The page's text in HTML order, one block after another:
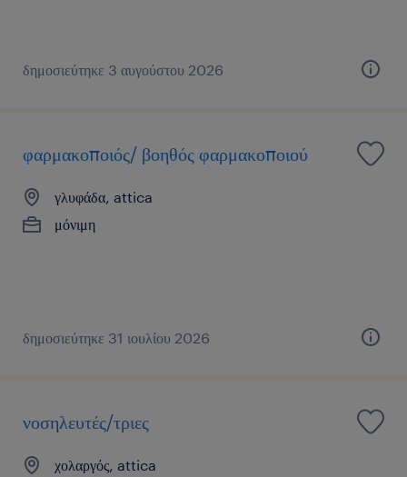
δημοσιεύτηκε 3 αυγούστου 2026
φαρμακοποιός/ βοηθός φαρμακοποιού
γλυφάδα, attica
μόνιμη
δημοσιεύτηκε 31 ιουλίου 2026
νοσηλευτές/τριες
χολαργός, attica